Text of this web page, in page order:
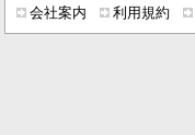
会社案内 利用規約